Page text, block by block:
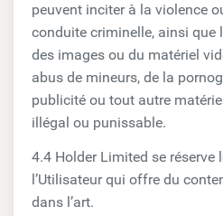
peuvent inciter à la violence
conduite criminelle, ainsi que
des images ou du matériel
abus de mineurs, de la
publicité ou tout autre
illégal ou punissable.
4.4 Holder Limited se réserve
l’Utilisateur qui offre du
dans l’art.